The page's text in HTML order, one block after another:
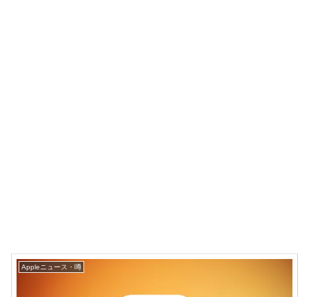
Appleニュース・噂